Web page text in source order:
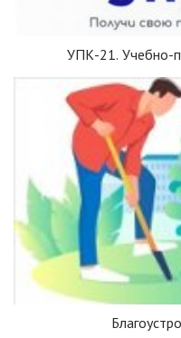
УПК-21. Учебно-